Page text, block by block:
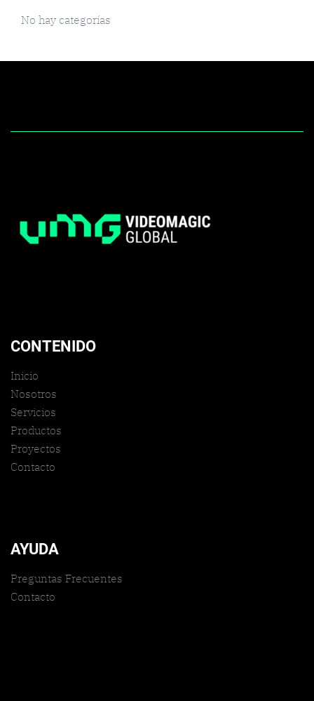
No hay categorías
CONTENIDO
Inicio
Nosotros
Servicios
Productos
Proyectos
Contacto
AYUDA
Preguntas Frecuentes
Contacto